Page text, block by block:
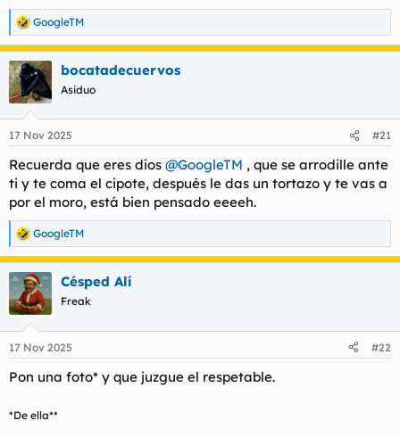
R
e
a
c
c
i
e
:
GoogleTM
bocatadecuervos
Asiduo
17 Nov 2025 #21
Recuerda que eres dios @GoogleTM , que se arrodille ante
ti y te coma el cipote, después le das un tortazo y te vas a
por el moro, está bien pensado eeeeh.
R
e
a
c
c
i
e
:
GoogleTM
Césped Alí
Freak
17 Nov 2025 #22
Pon una foto* y que juzgue el respetable.
*De ella**